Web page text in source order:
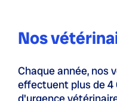
Nos
Chaque année, nos
effectuent plus de